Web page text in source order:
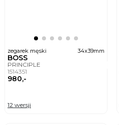
zegarek męski 34x39mm
BOSS
PRINCIPLE
1514351
980,-
12 wersji